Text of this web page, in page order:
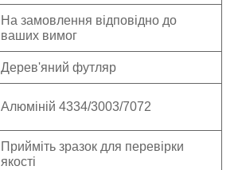
На замовлення відповідно до
ваших вимог
Дерев'яний футляр
Алюміній 4334/3003/7072
Прийміть зразок для перевірки
якості